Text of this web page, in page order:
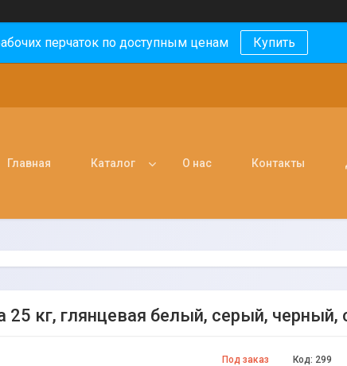
перчаток по доступным ценам Купить
Главная Каталог О нас Контакты
кг, глянцевая белый, серый, черный,
Под заказ Код: 299